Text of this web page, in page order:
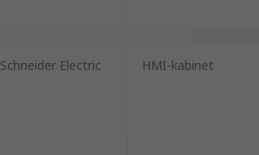
Schneider Electric HMI-kabinet